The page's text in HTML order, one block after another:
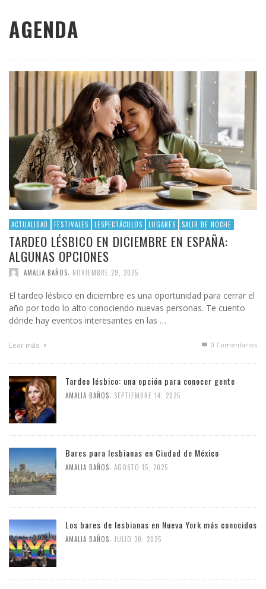
AGENDA
ACTUALIDAD FESTIVALES LESPECTÁCULOS LUGARES SALIR DE NOCHE
TARDEO LÉSBICO EN DICIEMBRE EN ESPAÑA:
ALGUNAS OPCIONES
AMALIA BAÑOS NOVIEMBRE 29, 2025
El tardeo lésbico en diciembre es una oportunidad para cerrar el
año por todo lo alto conociendo nuevas personas. Te cuento
dónde hay eventos interesantes en las …
Leer más 0 Comentarios
Tardeo lésbico: una opción para conocer gente
AMALIA BAÑOS SEPTIEMBRE 14, 2025
Bares para lesbianas en Ciudad de México
AMALIA BAÑOS AGOSTO 15, 2025
Los bares de lesbianas en Nueva York más conocidos
AMALIA BAÑOS JULIO 30, 2025